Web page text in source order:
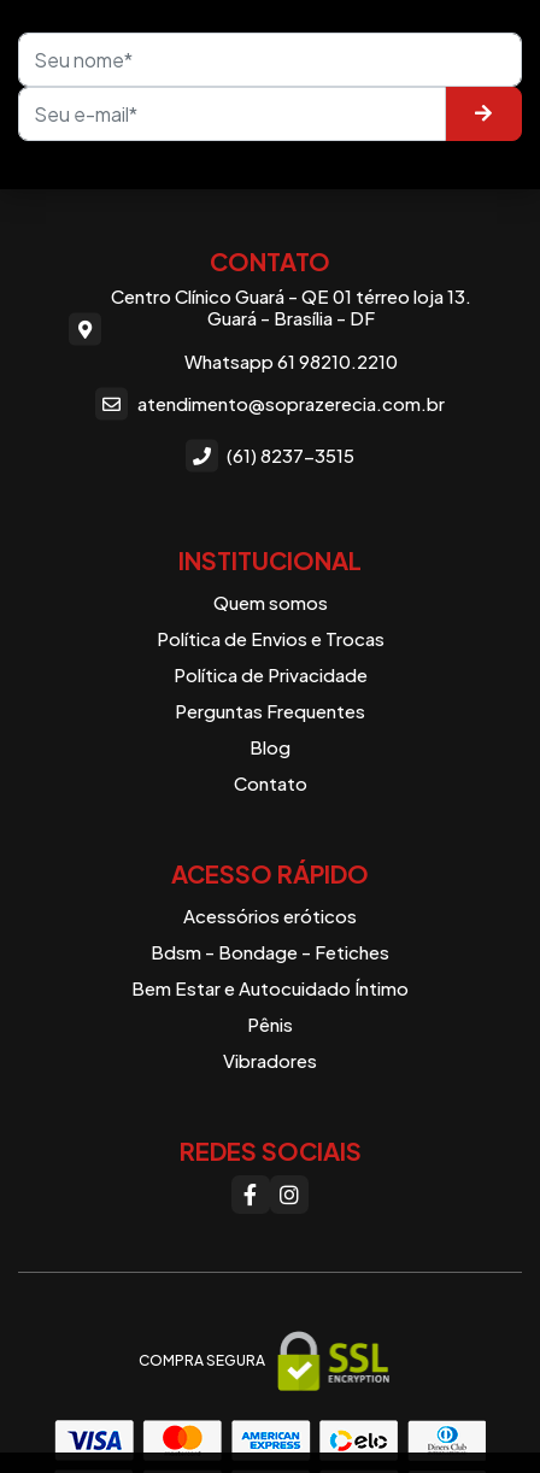
CONTATO
Centro Clínico Guará - QE 01 térreo loja 13.
Guará - Brasília - DF
Whatsapp 61 98210.2210
atendimento@soprazerecia.com.br
(61) 8237-3515
INSTITUCIONAL
Quem somos
Política de Envios e Trocas
Política de Privacidade
Perguntas Frequentes
Blog
Contato
ACESSO RÁPIDO
Acessórios eróticos
Bdsm - Bondage - Fetiches
Bem Estar e Autocuidado Íntimo
Pênis
Vibradores
REDES SOCIAIS
COMPRA SEGURA